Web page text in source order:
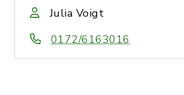
Julia Voigt
0172/6163016